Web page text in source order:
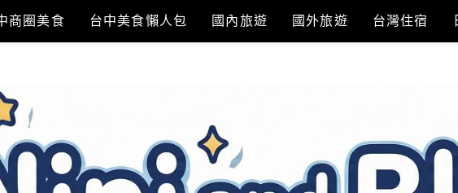
商圈美食 台中美食懶人包 國內旅遊 國外旅遊 台灣住宿